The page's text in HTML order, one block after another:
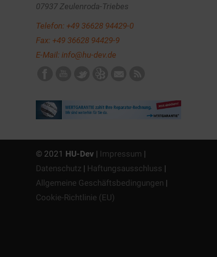
07937 Zeulenroda-Triebes
Telefon: +49 36628 94429-0
Fax: +49 36628 94429-9
E-Mail: info@hu-dev.de
© 2021 HU-Dev | Impressum |
Datenschutz | Haftungsausschluss |
Allgemeine Geschäftsbedingungen |
Cookie-Richtlinie (EU)